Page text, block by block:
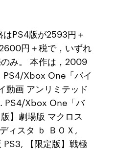
PS4版が2593円＋
円＋税で，いずれ
み。 本作は，2009
PS4/Xbox One「バイ
動画 アンリミテッド
PS4/Xbox One「バ
】劇場版 マクロス
ィスタ ｂ ＢＯＸ,
【限定版】戦極